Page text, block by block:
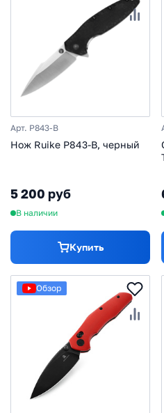
Арт. P843-B
Нож Ruike P843-B, черный
5 200 руб
В наличии
Купить
Обзор